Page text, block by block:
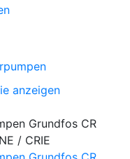
anzeigen